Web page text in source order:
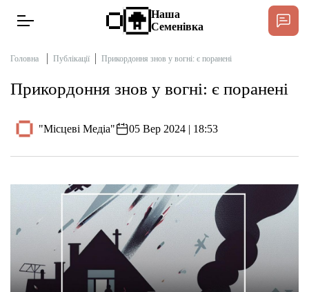
Тексти
Публікації
Довідник
Наша
Семенівка
Головна Публікації Прикордоння знов у вогні: є поранені
Прикордоння знов у вогні: є поранені
"Місцеві Медіа" 05 Вер 2024 | 18:53